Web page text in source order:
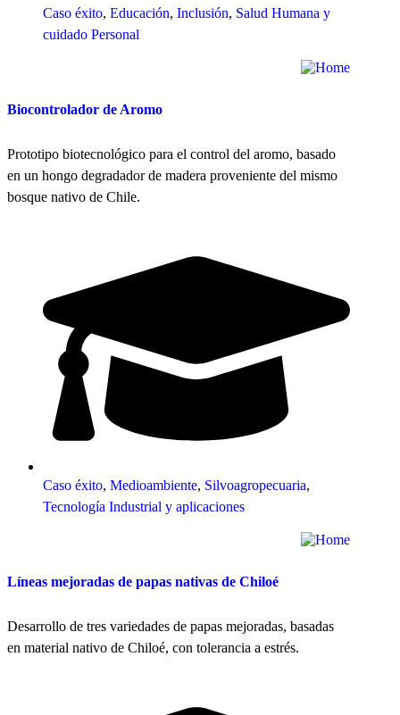
Caso éxito, Educación, Inclusión, Salud Humana y
cuidado Personal
Biocontrolador de Aromo
Prototipo biotecnológico para el control del aromo, basado
en un hongo degradador de madera proveniente del mismo
bosque nativo de Chile.
Caso éxito, Medioambiente, Silvoagropecuaria,
Tecnología Industrial y aplicaciones
Líneas mejoradas de papas nativas de Chiloé
Desarrollo de tres variedades de papas mejoradas, basadas
en material nativo de Chiloé, con tolerancia a estrés.